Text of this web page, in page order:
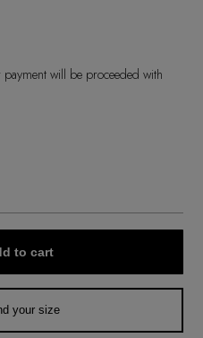
ーチ
ブレットケース
will be proceeded with
to cart
your size